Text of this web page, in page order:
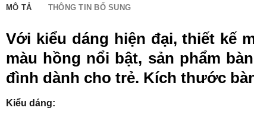
MÔ TẢ THÔNG TIN BỔ SUNG
Với kiểu dáng hiện đại, thiết kế
màu hồng nổi bật, sản phẩm
đình dành cho trẻ. Kích thước
Kiểu dáng: